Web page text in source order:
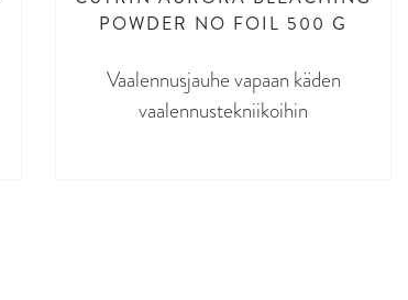
POWDER NO FOIL 500 G
Vaalennusjauhe vapaan käden
vaalennustekniikoihin